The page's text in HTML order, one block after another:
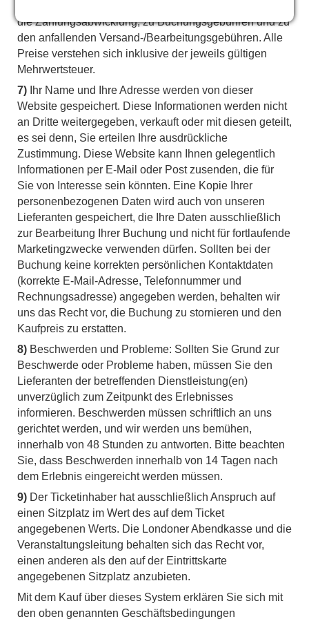
die Zahlungsabwicklung, zu Buchungsgebühren und zu
den anfallenden Versand-/Bearbeitungsgebühren. Alle
Preise verstehen sich inklusive der jeweils gültigen
Mehrwertsteuer.
7) Ihr Name und Ihre Adresse werden von dieser
Website gespeichert. Diese Informationen werden nicht
an Dritte weitergegeben, verkauft oder mit diesen geteilt,
es sei denn, Sie erteilen Ihre ausdrückliche
Zustimmung. Diese Website kann Ihnen gelegentlich
Informationen per E-Mail oder Post zusenden, die für
Sie von Interesse sein könnten. Eine Kopie Ihrer
personenbezogenen Daten wird auch von unseren
Lieferanten gespeichert, die Ihre Daten ausschließlich
zur Bearbeitung Ihrer Buchung und nicht für fortlaufende
Marketingzwecke verwenden dürfen. Sollten bei der
Buchung keine korrekten persönlichen Kontaktdaten
(korrekte E-Mail-Adresse, Telefonnummer und
Rechnungsadresse) angegeben werden, behalten wir
uns das Recht vor, die Buchung zu stornieren und den
Kaufpreis zu erstatten.
8) Beschwerden und Probleme: Sollten Sie Grund zur
Beschwerde oder Probleme haben, müssen Sie den
Lieferanten der betreffenden Dienstleistung(en)
unverzüglich zum Zeitpunkt des Erlebnisses
informieren. Beschwerden müssen schriftlich an uns
gerichtet werden, und wir werden uns bemühen,
innerhalb von 48 Stunden zu antworten. Bitte beachten
Sie, dass Beschwerden innerhalb von 14 Tagen nach
dem Erlebnis eingereicht werden müssen.
9) Der Ticketinhaber hat ausschließlich Anspruch auf
einen Sitzplatz im Wert des auf dem Ticket
angegebenen Werts. Die Londoner Abendkasse und die
Veranstaltungsleitung behalten sich das Recht vor,
einen anderen als den auf der Eintrittskarte
angegebenen Sitzplatz anzubieten.
Mit dem Kauf über dieses System erklären Sie sich mit
den oben genannten Geschäftsbedingungen